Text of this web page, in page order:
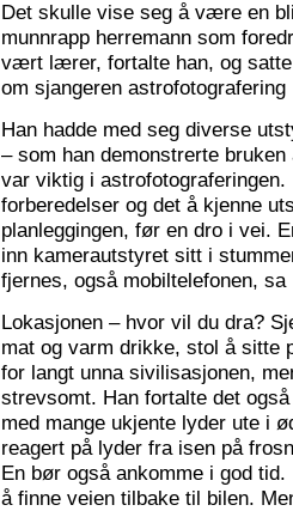
Det skulle vise seg å være en
munnrapp herremann som
vært lærer, fortalte han, og
om sjangeren astrofotografering
Han hadde med seg diverse
– som han demonstrerte
var viktig i
forberedelser og det å kjenne
planleggingen, før en dro i vei.
inn kamerautstyret sitt i
fjernes, også mobiltelefonen, sa
Lokasjonen – hvor vil du dra?
mat og varm drikke, stol å
for langt unna sivilisasjonen,
strevsomt. Han fortalte det
med mange ukjente lyder ute i
reagert på lyder fra isen på
En bør også ankomme i god
å finne veien tilbake til bilen.